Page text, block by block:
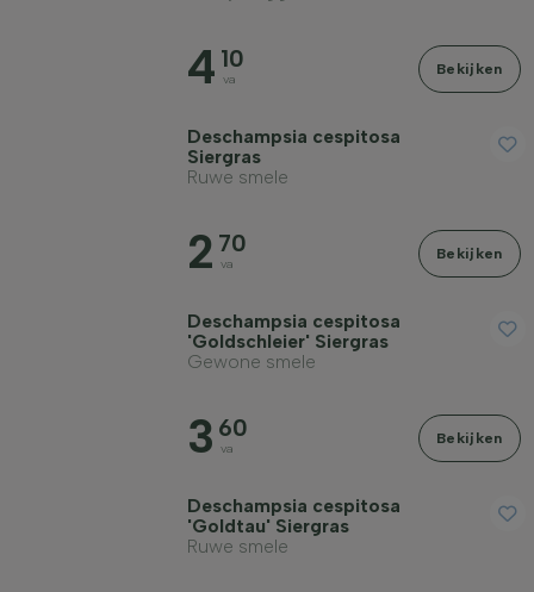
4 10
va
Bekijken
Deschampsia cespitosa
Siergras
Ruwe smele
2 70
va
Bekijken
Deschampsia cespitosa
'Goldschleier' Siergras
Gewone smele
3 60
va
Bekijken
Deschampsia cespitosa
'Goldtau' Siergras
Ruwe smele